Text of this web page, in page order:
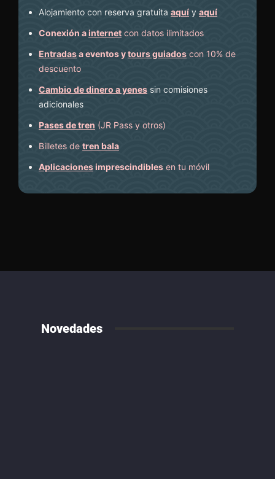
Alojamiento con reserva gratuita aquí y aquí
Conexión ainternet con datos ilimitados
Entradasa eventos ytours guiados con 10% de
descuento
Cambio de dinero a yenes sin comisiones
adicionales
Pases de tren (JR Pass y otros)
Billetes de tren bala
Aplicacionesimprescindibles en tu móvil
Novedades